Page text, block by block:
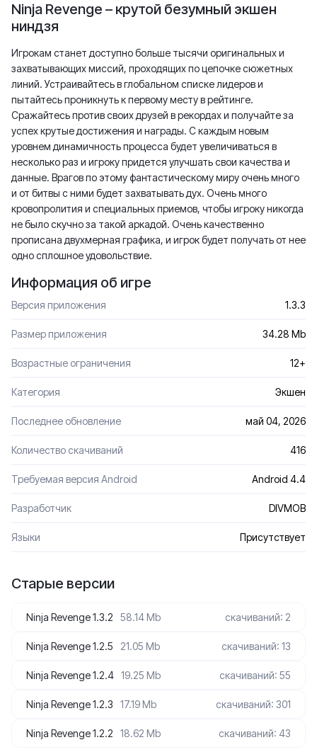
Ninja Revenge – крутой безумный экшен
ниндзя
Игрокам станет доступно больше тысячи оригинальных и
захватывающих миссий, проходящих по цепочке сюжетных
линий. Устраивайтесь в глобальном списке лидеров и
пытайтесь проникнуть к первому месту в рейтинге.
Сражайтесь против своих друзей в рекордах и получайте за
успех крутые достижения и награды. С каждым новым
уровнем динамичность процесса будет увеличиваться в
несколько раз и игроку придется улучшать свои качества и
данные. Врагов по этому фантастическому миру очень много
и от битвы с ними будет захватывать дух. Очень много
кровопролития и специальных приемов, чтобы игроку никогда
не было скучно за такой аркадой. Очень качественно
прописана двухмерная графика, и игрок будет получать от нее
одно сплошное удовольствие.
Информация об игре
Версия приложения 1.3.3
Размер приложения 34.28 Mb
Возрастные ограничения 12+
Категория Экшен
Последнее обновление май 04, 2026
Количество скачиваний 416
Требуемая версия Android Android 4.4
Разработчик DIVMOB
Языки Присутствует
Старые версии
Ninja Revenge 1.3.2 58.14 Mb скачиваний: 2
Ninja Revenge 1.2.5 21.05 Mb скачиваний: 13
Ninja Revenge 1.2.4 19.25 Mb скачиваний: 55
Ninja Revenge 1.2.3 17.19 Mb скачиваний: 301
Ninja Revenge 1.2.2 18.62 Mb скачиваний: 43